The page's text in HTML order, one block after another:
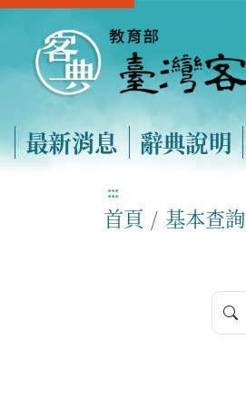
最新消息 辭典說明
:::
首頁 基本查詢